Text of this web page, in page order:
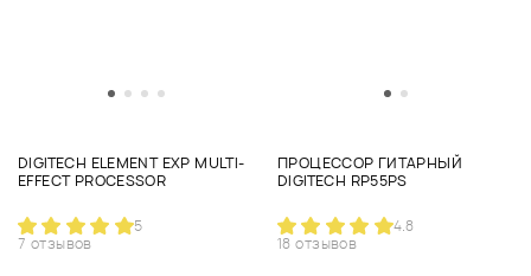
DIGITECH ELEMENT EXP MULTI-
EFFECT PROCESSOR
5
7 отзывов
ПРОЦЕССОР ГИТАРНЫЙ
DIGITECH RP55PS
4.8
18 отзывов